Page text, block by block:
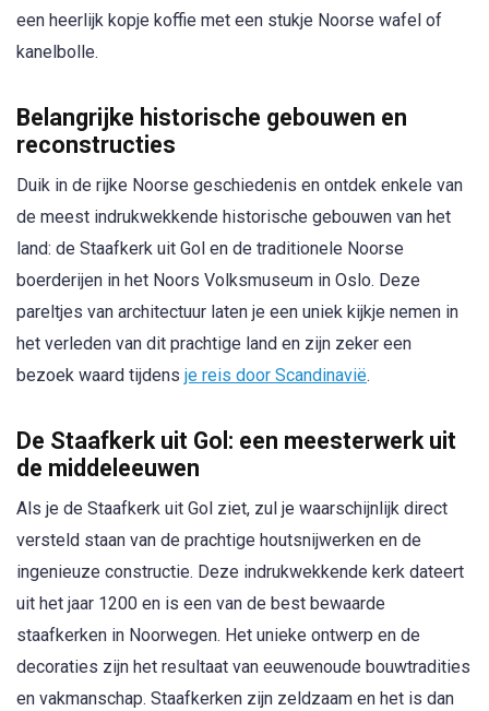
een heerlijk kopje koffie met een stukje Noorse wafel of
kanelbolle.
Belangrijke historische gebouwen en
reconstructies
Duik in de rijke Noorse geschiedenis en ontdek enkele van
de meest indrukwekkende historische gebouwen van het
land: de Staafkerk uit Gol en de traditionele Noorse
boerderijen in het Noors Volksmuseum in Oslo. Deze
pareltjes van architectuur laten je een uniek kijkje nemen in
het verleden van dit prachtige land en zijn zeker een
bezoek waard tijdens je reis door Scandinavië.
De Staafkerk uit Gol: een meesterwerk uit
de middeleeuwen
Als je de Staafkerk uit Gol ziet, zul je waarschijnlijk direct
versteld staan van de prachtige houtsnijwerken en de
ingenieuze constructie. Deze indrukwekkende kerk dateert
uit het jaar 1200 en is een van de best bewaarde
staafkerken in Noorwegen. Het unieke ontwerp en de
decoraties zijn het resultaat van eeuwenoude bouwtradities
en vakmanschap. Staafkerken zijn zeldzaam en het is dan